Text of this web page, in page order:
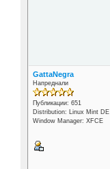
GattaNegra
Напреднали
Публикации: 651
Distribution: Linux Mint DE
Window Manager: XFCE